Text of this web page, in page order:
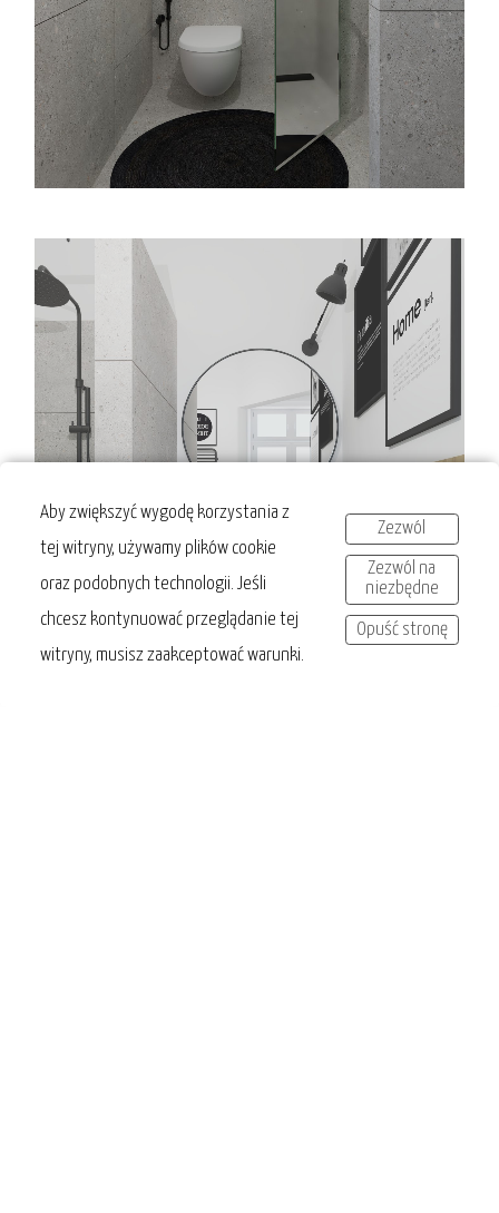
Aby zwiększyć wygodę korzystania z
tej witryny, używamy plików cookie
oraz podobnych technologii. Jeśli
chcesz kontynuować przeglądanie tej
witryny, musisz zaakceptować warunki.
Zezwól
Zezwól na
niezbędne
Opuść stronę